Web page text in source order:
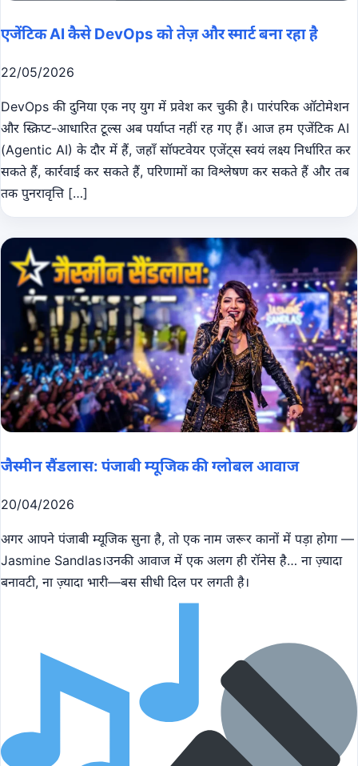
एजेंटिक AI कैसे DevOps को तेज़ और स्मार्ट बना रहा है
22/05/2026
DevOps की दुनिया एक नए युग में प्रवेश कर चुकी है। पारंपरिक ऑटोमेशन
और स्क्रिप्ट-आधारित टूल्स अब पर्याप्त नहीं रह गए हैं। आज हम एजेंटिक AI
(Agentic AI) के दौर में हैं, जहाँ सॉफ्टवेयर एजेंट्स स्वयं लक्ष्य निर्धारित कर
सकते हैं, कार्रवाई कर सकते हैं, परिणामों का विश्लेषण कर सकते हैं और तब
तक पुनरावृत्ति […]
जैस्मीन सैंडलास: पंजाबी म्यूजिक की ग्लोबल आवाज
20/04/2026
अगर आपने पंजाबी म्यूजिक सुना है, तो एक नाम जरूर कानों में पड़ा होगा —
Jasmine Sandlas।उनकी आवाज में एक अलग ही रॉनेस है… ना ज़्यादा
बनावटी, ना ज़्यादा भारी—बस सीधी दिल पर लगती है।